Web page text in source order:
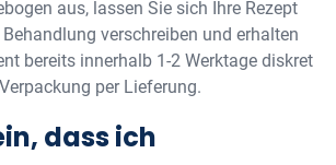
aus, lassen Sie sich Ihre Rezept
verschreiben und erhalten
bereits innerhalb 1-2 Werktage diskret
per Lieferung.
dass ich